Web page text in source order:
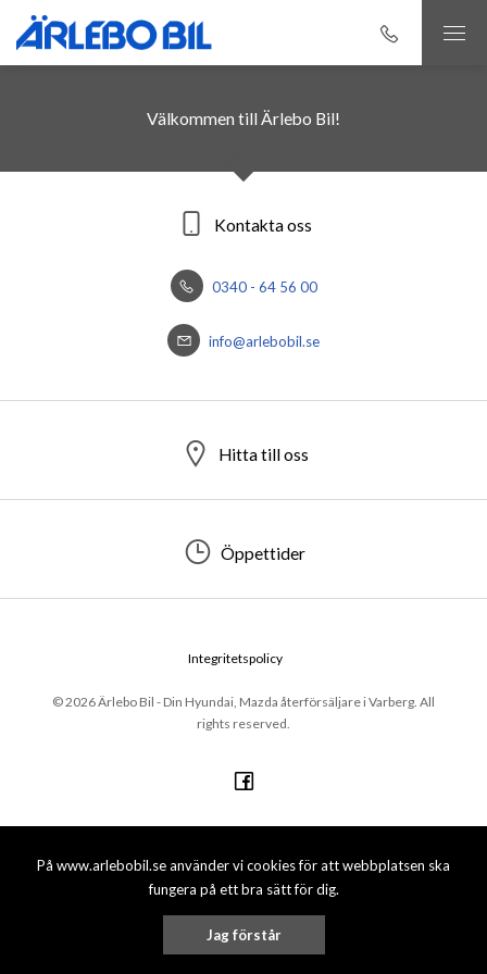
På www.arlebobil.se använder vi cookies för att webbplatsen ska
fungera på ett bra sätt för dig.
Jag förstår
Välkommen till Ärlebo Bil!
Kontakta oss
0340 - 64 56 00
info@arlebobil.se
Hitta till oss
Öppettider
© 2026 Ärlebo Bil - Din Hyundai, Mazda återförsäljare i Varberg. All
rights reserved.
Integritetspolicy